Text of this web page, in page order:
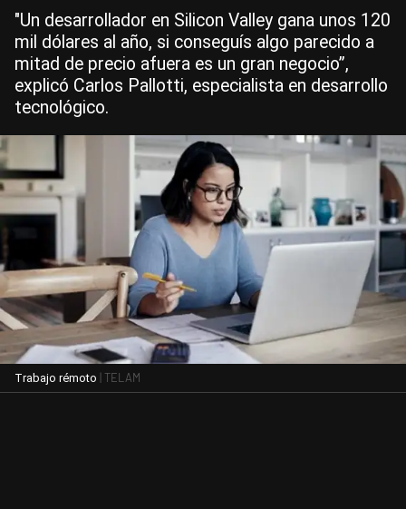
"Un desarrollador en Silicon Valley gana unos 120
mil dólares al año, si conseguís algo parecido a
mitad de precio afuera es un gran negocio”,
explicó Carlos Pallotti, especialista en desarrollo
tecnológico.
Trabajo rémoto | TELAM